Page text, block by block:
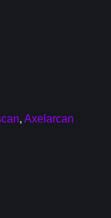
, Axelarcan